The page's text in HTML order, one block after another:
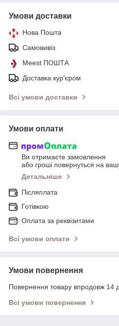
Умови доставки
Нова Пошта
Самовивіз
Meest ПОШТА
Доставка кур'єром
Всі умови доставки
Умови оплати
Ви отримаєте замовлення
або гроші повернуться на
Детальніше
Післяплата
Готівкою
Оплата за реквізитами
Всі умови оплати
Умови повернення
Повернення товару впродовж 14
Всі умови повернення